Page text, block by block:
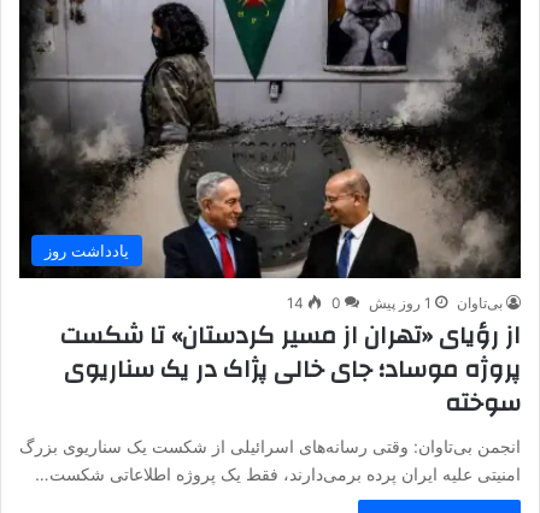
یادداشت روز
بی‌تاوان 1 روز پیش 0
14
از رؤیای «تهران از مسیر کردستان» تا شکست
پروژه موساد؛ جای خالی پژاک در یک سناریوی
سوخته
انجمن بی‌تاوان: وقتی رسانه‌های اسرائیلی از شکست یک سناریوی بزرگ
امنیتی علیه ایران پرده برمی‌دارند، فقط یک پروژه اطلاعاتی شکست…